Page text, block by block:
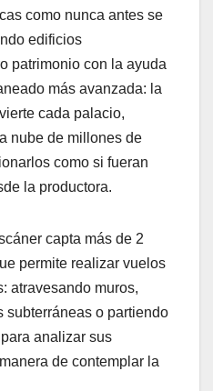
como nunca antes se
edificios
patrimonio con la ayuda
más avanzada: la
cada palacio,
nube de millones de
como si fueran
la productora.
capta más de 2
permite realizar vuelos
atravesando muros,
subterráneas o partiendo
analizar sus
de contemplar la